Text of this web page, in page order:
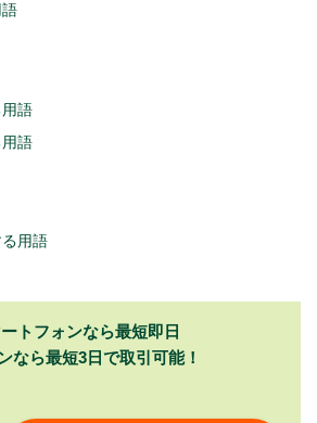
語
語
用語
トフォンなら最短即日
なら最短3日で取引可能！